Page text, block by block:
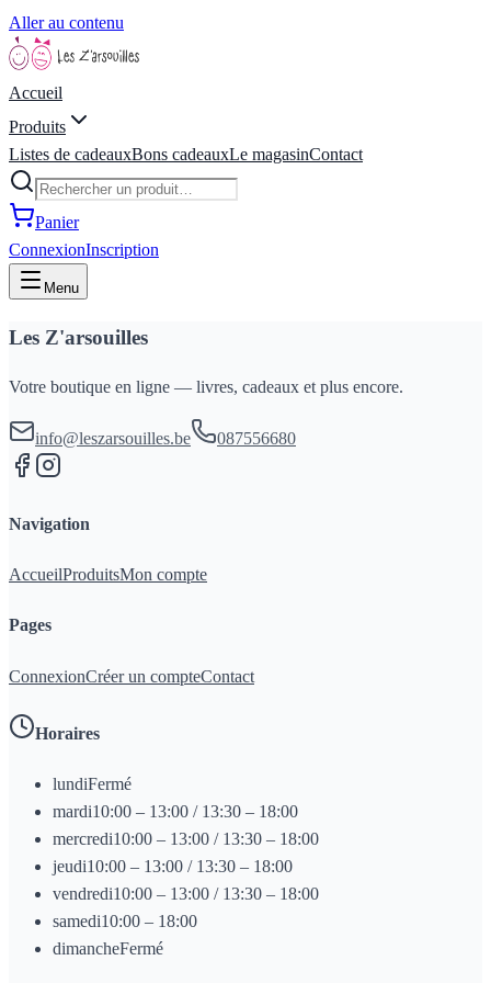
Aller au contenu
Accueil
Produits
Listes de cadeauxBons cadeauxLe magasinContact
Panier
ConnexionInscription
Menu
Les Z'arsouilles
Votre boutique en ligne — livres, cadeaux et plus encore.
info@leszarsouilles.be 087556680
Navigation
AccueilProduitsMon compte
Pages
ConnexionCréer un compteContact
Horaires
lundiFermé
mardi10:00 – 13:00 / 13:30 – 18:00
mercredi10:00 – 13:00 / 13:30 – 18:00
jeudi10:00 – 13:00 / 13:30 – 18:00
vendredi10:00 – 13:00 / 13:30 – 18:00
samedi10:00 – 18:00
dimancheFermé